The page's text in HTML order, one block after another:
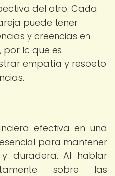
del otro. Cada
puede tener
y creencias en
por lo que es
empatía y respeto
efectiva en una
para mantener
duradera. Al hablar
sobre las